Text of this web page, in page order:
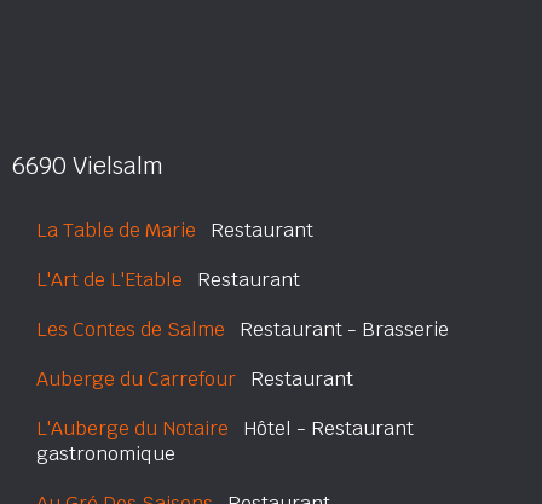
6690 Vielsalm
La Table de Marie Restaurant
L'Art de L'Etable Restaurant
Les Contes de Salme Restaurant - Brasserie
Auberge du Carrefour Restaurant
L'Auberge du Notaire Hôtel - Restaurant
gastronomique